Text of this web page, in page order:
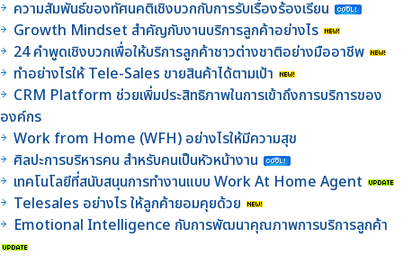
ความสัมพันธ์ของทัศนคติเชิงบวกกับการรับเรื่องร้องเรียน
Growth Mindset สำคัญกับงานบริการลูกค้าอย่างไร
24 คำพูดเชิงบวกเพื่อให้บริการลูกค้าชาวต่างชาติอย่างมืออาชีพ
ทำอย่างไรให้ Tele-Sales ขายสินค้าได้ตามเป้า
CRM Platform ช่วยเพิ่มประสิทธิภาพในการเข้าถึงการบริการของ
องค์กร
Work from Home (WFH) อย่างไรให้มีความสุข
ศิลปะการบริหารคน สำหรับคนเป็นหัวหน้างาน
เทคโนโลยีที่สนับสนุนการทำงานแบบ Work At Home Agent
Telesales อย่างไร ให้ลูกค้ายอมคุยด้วย
Emotional Intelligence กับการพัฒนาคุณภาพการบริการลูกค้า